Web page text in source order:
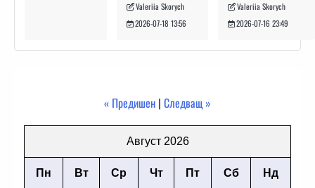
Valeriia Skorych
2026-07-18 13:56
Valeriia Skorych
2026-07-16 23:49
« Предишен | Следващ »
Август 2026
Пн Вт Ср Чт Пт Сб Нд